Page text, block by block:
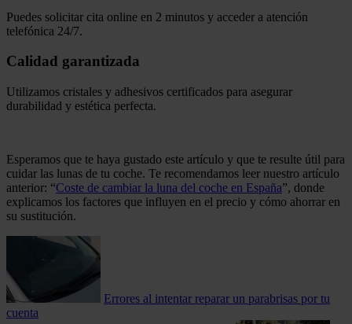
Puedes solicitar cita online en 2 minutos y acceder a atención
telefónica 24/7.
Calidad garantizada
Utilizamos cristales y adhesivos certificados para asegurar
durabilidad y estética perfecta.
Esperamos que te haya gustado este artículo y que te resulte útil para
cuidar las lunas de tu coche. Te recomendamos leer nuestro artículo
anterior: “Coste de cambiar la luna del coche en España”, donde
explicamos los factores que influyen en el precio y cómo ahorrar en
su sustitución.
Errores al intentar reparar un parabrisas por tu
cuenta